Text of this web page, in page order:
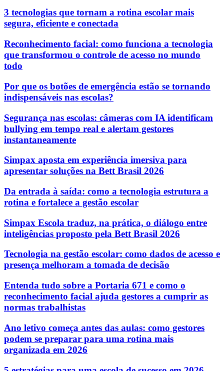
3 tecnologias que tornam a rotina escolar mais
segura, eficiente e conectada
Reconhecimento facial: como funciona a tecnologia
que transformou o controle de acesso no mundo
todo
Por que os botões de emergência estão se tornando
indispensáveis nas escolas?
Segurança nas escolas: câmeras com IA identificam
bullying em tempo real e alertam gestores
instantaneamente
Simpax aposta em experiência imersiva para
apresentar soluções na Bett Brasil 2026
Da entrada à saída: como a tecnologia estrutura a
rotina e fortalece a gestão escolar
Simpax Escola traduz, na prática, o diálogo entre
inteligências proposto pela Bett Brasil 2026
Tecnologia na gestão escolar: como dados de acesso e
presença melhoram a tomada de decisão
Entenda tudo sobre a Portaria 671 e como o
reconhecimento facial ajuda gestores a cumprir as
normas trabalhistas
Ano letivo começa antes das aulas: como gestores
podem se preparar para uma rotina mais
organizada em 2026